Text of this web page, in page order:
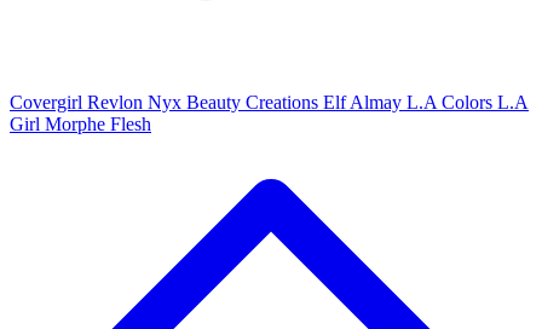
Covergirl Revlon Nyx Beauty Creations Elf Almay L.A Colors L.A
Girl Morphe Flesh